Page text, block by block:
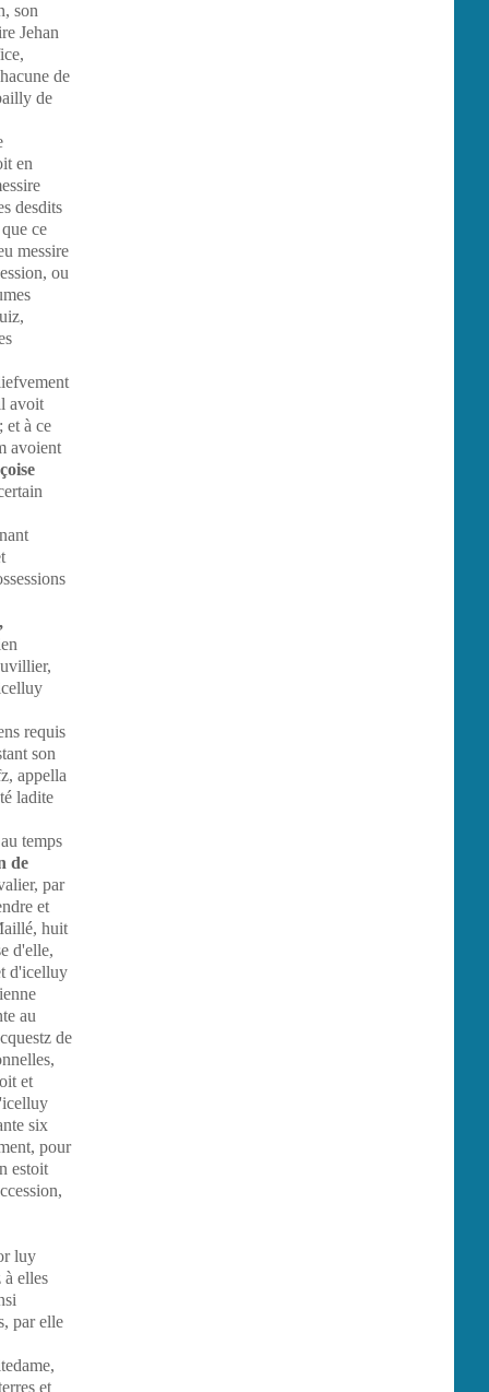
son
Jehan
de
de
en
desdits
ce
messire
ou
avoit
et à ce
avoient
requis
son
appella
ladite
temps
de
par
et
huit
d'elle,
d'icelluy
au
de
et
six
pour
estoit
luy
à elles
par elle
et